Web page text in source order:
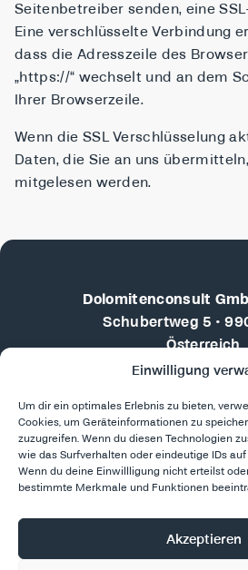
Einwilligung
Um dir ein optimales Erlebnis zu bieten,
Cookies, um Geräteinformationen zu
zuzugreifen. Wenn du diesen Technologien
wie das Surfverhalten oder eindeutige IDs
Wenn du deine Einwillligung nicht erteilst
bestimmte Merkmale und Funktionen
Akzeptieren
Seitenbetreiber senden, eine
Eine verschlüsselte Verbindung
dass die Adresszeile des
„https://“ wechselt und an dem
Ihrer Browserzeile.
Wenn die SSL Verschlüsselung
Daten, die Sie an uns
mitgelesen werden.
Dolomitenconsult
Schubertweg 5 •
Österreich
LinkedIn
Berichte &
Jetzt unverbindlich